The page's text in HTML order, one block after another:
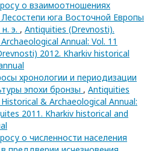
о взаимоотношениях
юга Восточной Европы
э. , Antiquities (Drevnosti).
Annual: Vol. 11
2012. Kharkiv historical
хронологии и периодизации
эпохи бронзы , Antiquities
& Archaeological Annual:
2011. Kharkiv historical and
о численности населения